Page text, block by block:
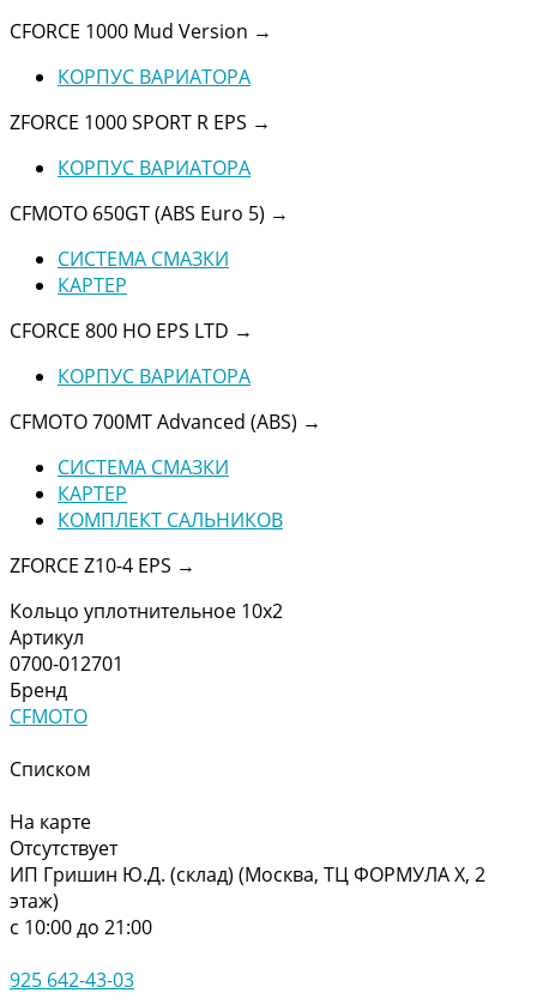
CFORCE 1000 Mud Version →
КОРПУС ВАРИАТОРА
ZFORCE 1000 SPORT R EPS →
КОРПУС ВАРИАТОРА
CFMOTO 650GT (ABS Euro 5) →
СИСТЕМА СМАЗКИ
КАРТЕР
CFORCE 800 HO EPS LTD →
КОРПУС ВАРИАТОРА
CFMOTO 700MT Advanced (ABS) →
СИСТЕМА СМАЗКИ
КАРТЕР
КОМПЛЕКТ САЛЬНИКОВ
ZFORCE Z10-4 EPS →
Кольцо уплотнительное 10х2
Артикул
0700-012701
Бренд
CFMOTO
Списком
На карте
Отсутствует
ИП Гришин Ю.Д. (склад) (Москва, ТЦ ФОРМУЛА Х, 2
этаж)
с 10:00 до 21:00
925 642-43-03